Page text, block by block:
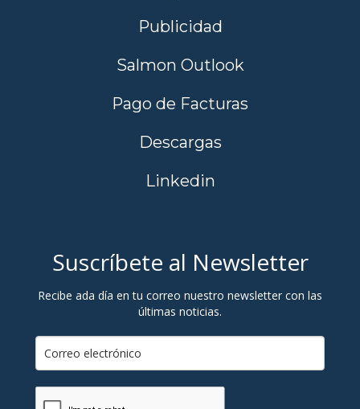
Publicidad
Salmon Outlook
Pago de Facturas
Descargas
Linkedin
Suscríbete al Newsletter
Recibe ada día en tu correo nuestro newsletter con las
últimas noticias.